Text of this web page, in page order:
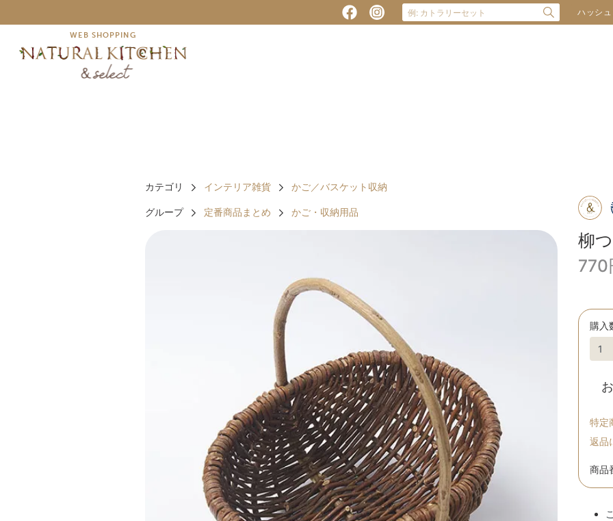
ハッシ
WEB SHOPPING
カテゴリ インテリア雑貨 かご／バスケット収納
グループ 定番商品まとめ かご・収納用品
柳
770
購入
特定
返品
商品